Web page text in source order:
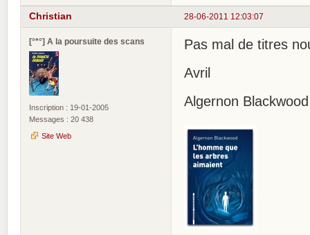
28-06-2011 12:03:07
Christian
[°*°] A la poursuite des scans
Inscription : 19-01-2005
Messages : 20 438
Site Web
Pas mal de titres
Avril
Algernon